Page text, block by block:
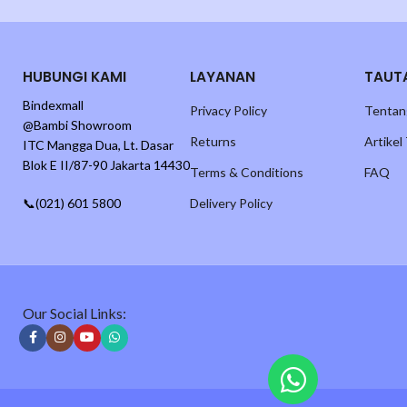
– 100% original produk Bambi.
– Jaminan kualitas bahan & hasil.
– Barang yang akan dikirim sudah melalui pengecekan Quality Control
Catatan informasi pengiriman :
– Operasional toko adalah senin – jumat dengan proses pesanan setiap
– Jadwal pengiriman instant, same day, & next day adalah dari jam
HUBUNGI KAMI
Bindexmall
@Bambi Showroom
ITC Mangga Dua, Lt. Dasar
Blok E II/87-90 Jakarta 14430
📞(021) 601 5800
LAYANAN
Privacy Policy
Returns
Terms & Conditions
Delivery Policy
Artikel
FAQ
Our Social Links: